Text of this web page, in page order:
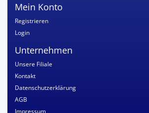
Mein Konto
Registrieren
Login
Unternehmen
Unsere Filiale
Kontakt
Datenschutzerklärung
AGB
Impressum